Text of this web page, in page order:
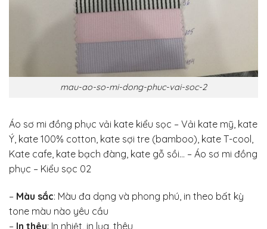
mau-ao-so-mi-dong-phuc-vai-soc-2
Áo sơ mi đồng phục vải kate kiểu sọc – Vải kate mỹ, kate
Ý, kate 100% cotton, kate sợi tre (bamboo), kate T-cool,
Kate cafe, kate bạch đàng, kate gỗ sồi… – Áo sơ mi đồng
phục – Kiểu sọc 02
– Màu sắc: Màu đa dạng và phong phú, in theo bất kỳ
tone màu nào yêu cầu
– In thêu: In nhiệt, in lụa, thêu